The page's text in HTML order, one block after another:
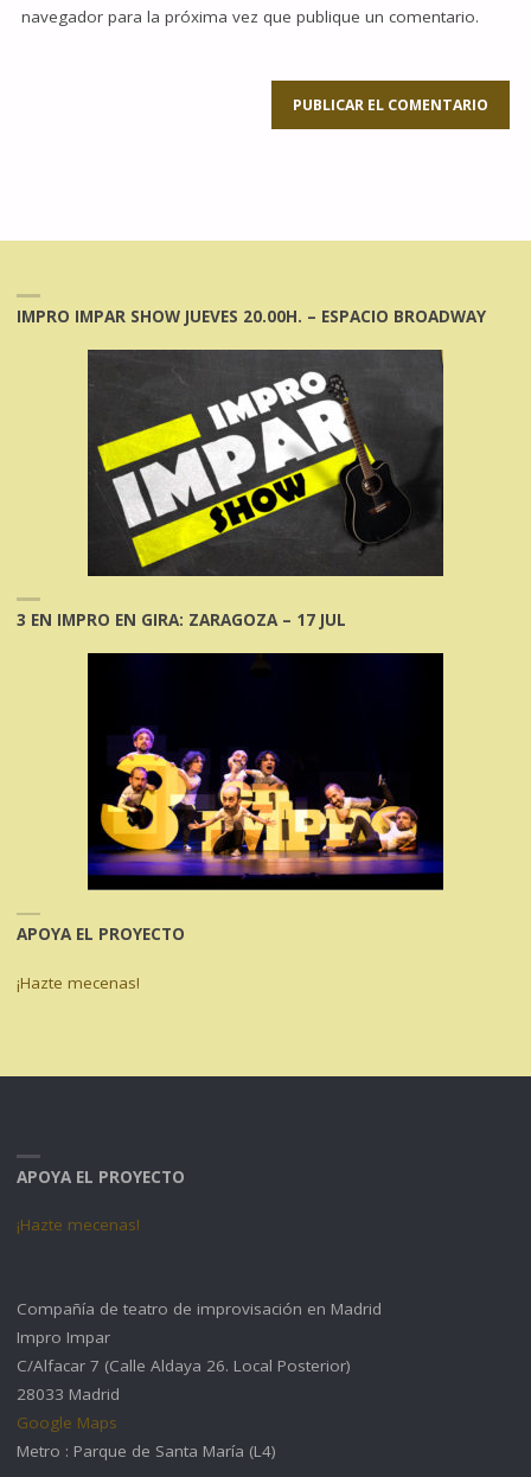
navegador para la próxima vez que publique un comentario.
IMPRO IMPAR SHOW JUEVES 20.00H. – ESPACIO BROADWAY
3 EN IMPRO EN GIRA: ZARAGOZA – 17 JUL
APOYA EL PROYECTO
¡Hazte mecenas!
APOYA EL PROYECTO
¡Hazte mecenas!
Compañía de teatro de improvisación en Madrid
Impro Impar
C/Alfacar 7 (Calle Aldaya 26. Local Posterior)
28033 Madrid
Google Maps
Metro : Parque de Santa María (L4)